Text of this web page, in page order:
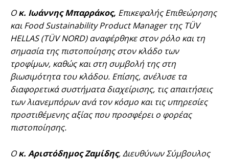
Οκ. Ιωάννης Μπαρράκος, Eπικεφαλής Επιθεώρησης
και Food Sustainability Product Manager της TÜV
HELLAS (TÜV NORD) αναφέρθηκε στον ρόλο και τη
σημασία της πιστοποίησης στον κλάδο των
τροφίμων, καθώς και στη συμβολή της στη
βιωσιμότητα του κλάδου. Επίσης, ανέλυσε τα
διαφορετικά συστήματα διαχείρισης, τις απαιτήσεις
των λιανεμπόρων ανά τον κόσμο και τις υπηρεσίες
προστιθέμενης αξίας που προσφέρει ο φορέας
πιστοποίησης.
Οκ. Αριστόδημος Ζαμίδης, Διευθύνων Σύμβουλος